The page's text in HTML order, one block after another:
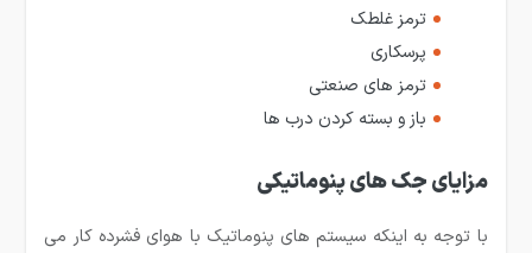
ترمز غلطک
پرسکاری
ترمز های صنعتی
باز و بسته کردن درب ها
مزایای جک های پنوماتیکی
با توجه به اینکه سیستم های پنوماتیک با هوای فشرده کار می